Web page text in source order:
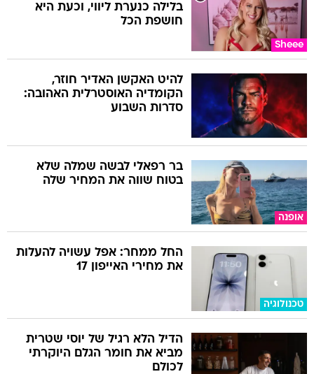
Sheee
בלילה כנערת ליווי, וכעת היא
חושפת הכל
להיט האקשן האדיר חוזר,
הקומדיה האוסטרלית האהובה:
סדרות השבוע
אופנה
בר רפאלי לבשה שמלה שלא
בטוח שווה את המחיר שלה
טכנולוגיה
החל ממחר: אפל עשויה להעלות
את מחירי האייפון 17
הדיל הלא רגיל של יוסי שטרית
מביא את חומר הגלם היוקרתי
לכולם